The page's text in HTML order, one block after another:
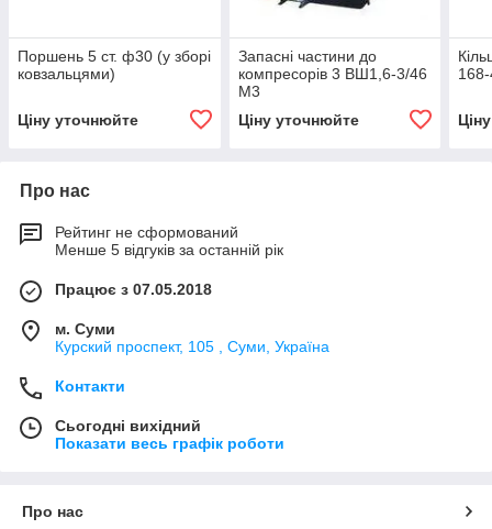
Поршень 5 ст. ф30 (у зборі
ковзальцями)
Ціну уточнюйте
Запасні частини до
компресорів 3 ВШ1,6-3/46
М3
Ціну уточнюйте
Про нас
Рейтинг не сформований
Менше 5 відгуків за останній рік
Працює з 07.05.2018
м. Суми
Курский проспект, 105 , Суми, Україна
Контакти
Сьогодні вихідний
Показати весь графік роботи
Про нас